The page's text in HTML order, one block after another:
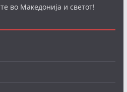
во Македонија и светот!